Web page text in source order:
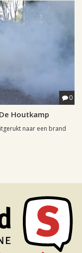
0
Houtkamp
naar een brand